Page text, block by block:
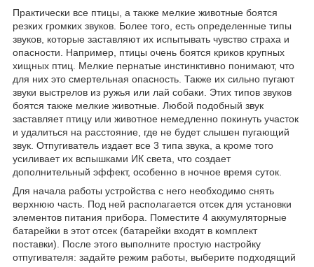
Практически все птицы, а также мелкие животные боятся
резких громких звуков. Более того, есть определенные типы
звуков, которые заставляют их испытывать чувство страха и
опасности. Например, птицы очень боятся криков крупных
хищных птиц. Мелкие пернатые инстинктивно понимают, что
для них это смертельная опасность. Также их сильно пугают
звуки выстрелов из ружья или лай собаки. Этих типов звуков
боятся также мелкие животные. Любой подобный звук
заставляет птицу или животное немедленно покинуть участок
и удалиться на расстояние, где не будет слышен пугающий
звук. Отпугиватель издает все 3 типа звука, а кроме того
усиливает их вспышками ИК света, что создает
дополнительный эффект, особенно в ночное время суток.
Для начала работы устройства с него необходимо снять
верхнюю часть. Под ней располагается отсек для установки
элементов питания прибора. Поместите 4 аккумуляторные
батарейки в этот отсек (батарейки входят в комплект
поставки). После этого выполните простую настройку
отпугивателя: задайте режим работы, выберите подходящий